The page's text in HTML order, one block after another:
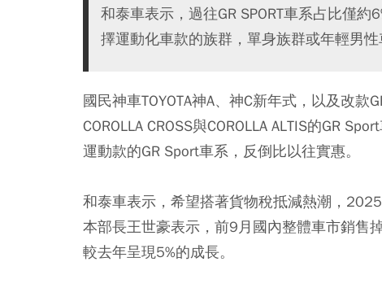
和泰車表示，過往GR SPORT車系占比僅
擇運動化車款的族群，單身族群或年輕男性
國民神車TOYOTA神A、神C新年式，以及改
COROLLA CROSS與COROLLA ALTIS的GR
運動款的GR Sport車系，反倒比以往實惠。
和泰車表示，希望搭著貨物稅抵減熱潮，
本部長王世豪表示，前9月國內整體車市銷售
較去年呈現5%的成長。